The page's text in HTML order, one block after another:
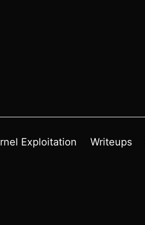
Exploitation Writeups